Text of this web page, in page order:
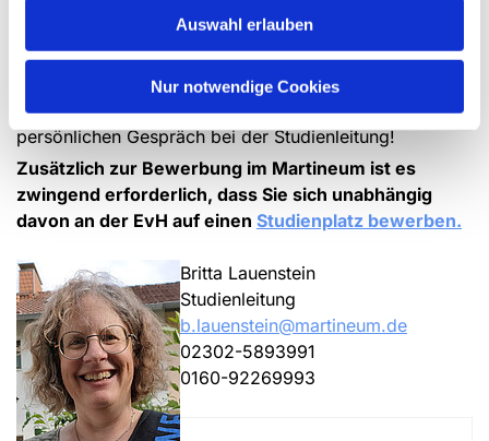
Auswahl erlauben
Nur notwendige Cookies
Die Bescheinigung zur Beantragung des erweiterten
Führungszeugnisses stellen wir Ihnen auf Anfrage aus.
Melden Sie sich gerne im Vorfeld zu einem
persönlichen Gespräch bei der Studienleitung!
Zusätzlich zur Bewerbung im Martineum ist es
zwingend erforderlich, dass Sie sich unabhängig
davon an der EvH auf einen Studienplatz bewerben.
Britta Lauenstein
Studienleitung
b.lauenstein@martineum.de
02302-5893991
0160-92269993